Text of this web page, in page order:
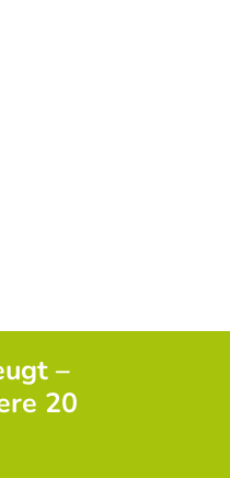
–
20